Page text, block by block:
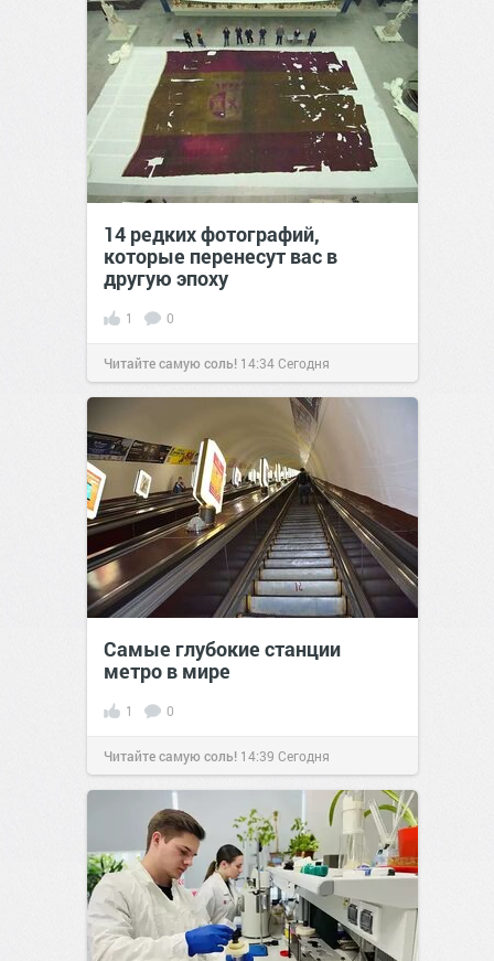
14 редких фотографий,
которые перенесут вас в
другую эпоху
1 0
Читайте самую соль! 14:34Сегодня
Самые глубокие станции
метро в мире
1 0
Читайте самую соль! 14:39 Сегодня